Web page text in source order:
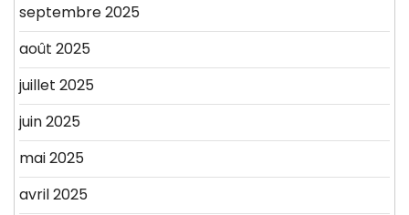
septembre 2025
août 2025
juillet 2025
juin 2025
mai 2025
avril 2025